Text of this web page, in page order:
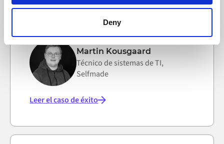
browser settings accordingly. This could affect the
functioning of the website, however. We also use third-
party ad networks for advertising certain Alumio services
on the internet
Deny
en todos los sistemas en lugar de
reconstruir las integraciones desde
cero».
Martin Kousgaard
Técnico de sistemas de TI,
Selfmade
Leer el caso de éxito